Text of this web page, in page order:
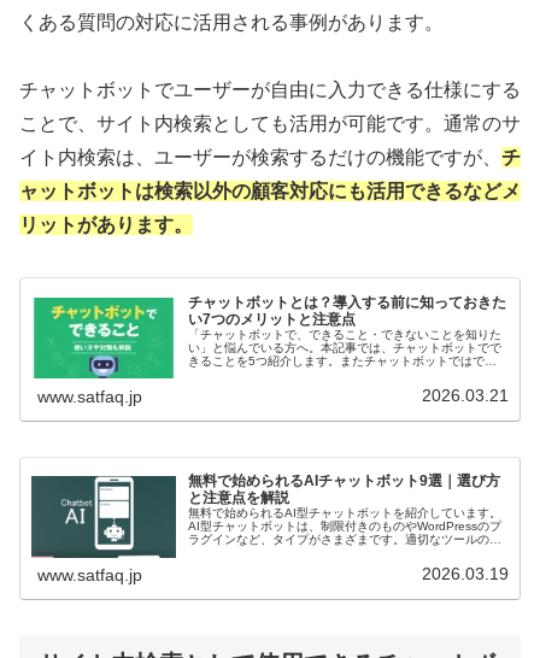
くある質問の対応に活用される事例があります。
チャットボットでユーザーが自由に入力できる仕様にする
ことで、サイト内検索としても活用が可能です。通常のサ
イト内検索は、ユーザーが検索するだけの機能ですが、 チ
ャットボットは検索以外の顧客対応にも活用できるなどメ
リットがあります。
チャットボットとは？導入する前に知っておきた
い7つのメリットと注意点
「チャットボットで、できること・できないことを知りた
い」と悩んでいる方へ。本記事では、チャットボットでで
きることを5つ紹介します。またチャットボットではでき
www.satfaq.jp 2026.03.21
無料で始められるAIチャットボット9選｜選び方
と注意点を解説
無料で始められるAI型チャットボットを紹介しています。
AI型チャットボットは、制限付きのものやWordPressのプ
ラグインなど、タイプがさまざまです。適切なツールの選
www.satfaq.jp 2026.03.19